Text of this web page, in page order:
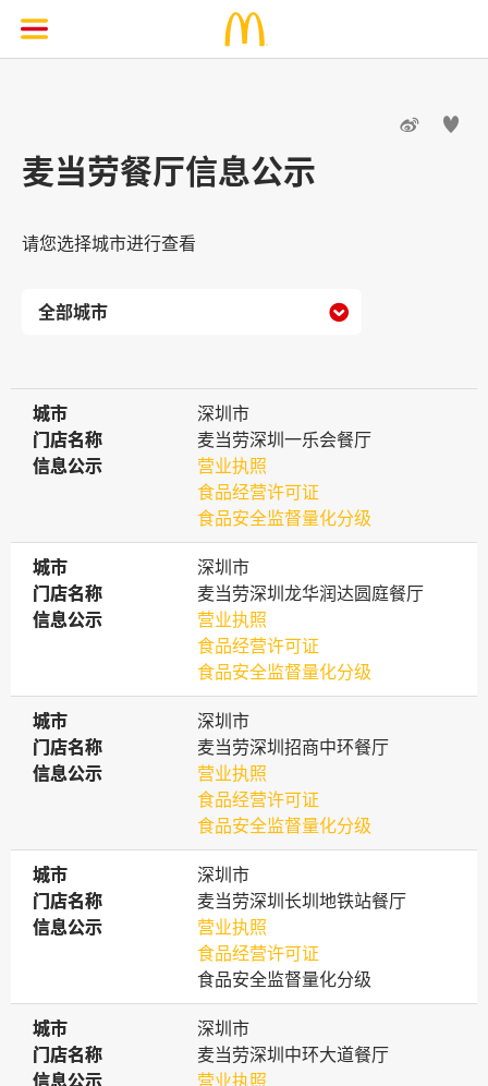
 
麦当劳餐厅信息公示
请您选择城市进行查看

城市
城市
深圳市
门店名称
门店名称
麦当劳深圳一乐会餐厅
信息公示
信息公示
营业执照
食品经营许可证
食品安全监督量化分级
城市
城市
深圳市
门店名称
门店名称
麦当劳深圳龙华润达圆庭餐厅
信息公示
信息公示
营业执照
食品经营许可证
食品安全监督量化分级
城市
城市
深圳市
门店名称
门店名称
麦当劳深圳招商中环餐厅
信息公示
信息公示
营业执照
食品经营许可证
食品安全监督量化分级
城市
城市
深圳市
门店名称
门店名称
麦当劳深圳长圳地铁站餐厅
信息公示
信息公示
营业执照
食品经营许可证
食品安全监督量化分级
城市
城市
深圳市
门店名称
门店名称
麦当劳深圳中环大道餐厅
信息公示
信息公示
营业执照